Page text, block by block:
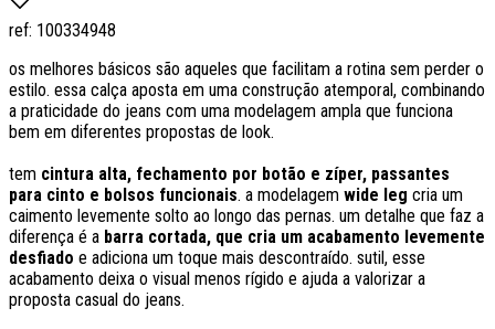
ref: 100334948
os melhores básicos são aqueles que facilitam a rotina sem perder o
estilo. essa calça aposta em uma construção atemporal, combinando
a praticidade do jeans com uma modelagem ampla que funciona
bem em diferentes propostas de look.
tem cintura alta, fechamento por botão e zíper, passantes
para cinto e bolsos funcionais. a modelagem wide leg cria um
caimento levemente solto ao longo das pernas. um detalhe que faz a
diferença é a barra cortada, que cria um acabamento levemente
desfiado e adiciona um toque mais descontraído. sutil, esse
acabamento deixa o visual menos rígido e ajuda a valorizar a
proposta casual do jeans.